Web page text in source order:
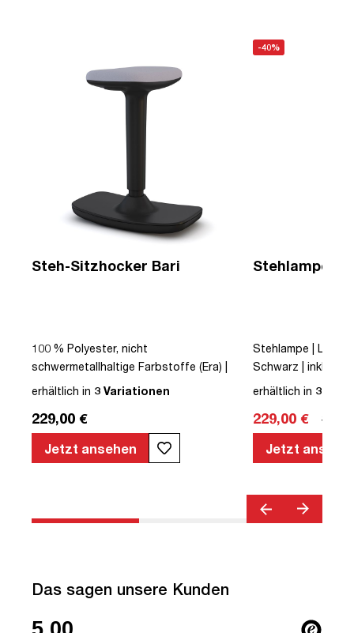
Steh-Sitzhocker Bari
100 % Polyester, nicht
schwermetallhaltige Farbstoffe (Era) |
Sitz- / Stehhocker | Höhenverstellbar |
TÜV© geprüfte Entzündbarkeit des
erhältlich in 3 Variationen
229,00 €
Jetzt ansehen
-40%
Stehlampe
Stehlampe | LED |
Schwarz | inkl.
erhältlich in 3
229,00 €
Jetzt
Das sagen unsere Kunden